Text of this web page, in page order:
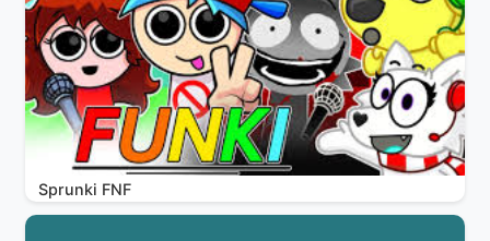
Sprunki FNF